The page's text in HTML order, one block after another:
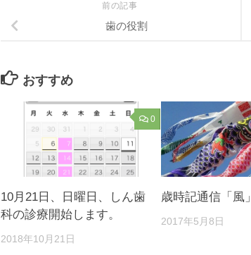
前の記事
歯の役割
おすすめ
0
10月21日、日曜日、しん歯
科の診療開始します。
2018年10月21日
歳時記通信「風」
2017年5月8日